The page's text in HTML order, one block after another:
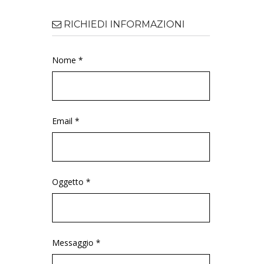
RICHIEDI INFORMAZIONI
Nome *
Email *
Oggetto *
Messaggio *